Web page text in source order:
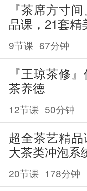
『茶席方寸
品课，21套精
9节课 67分钟
『王琼茶修
茶养德
12节课 50分钟
超全茶艺精
大茶类冲泡系
20节课 178分钟